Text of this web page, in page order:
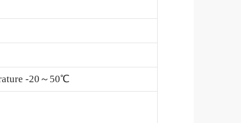
-20～50℃